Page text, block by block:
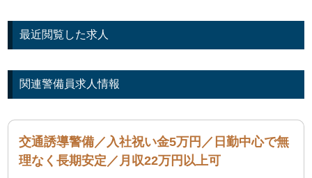
最近閲覧した求人
関連警備員求人情報
交通誘導警備／入社祝い金5万円／日勤中心で無
理なく長期安定／月収22万円以上可